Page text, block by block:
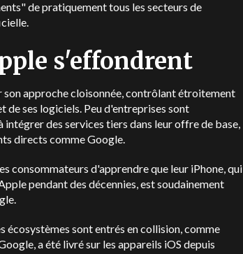
de pratiquement tous les secteurs de
s'effondrent
son approche cloisonnée, contrôlant étroitement
de ses logiciels. Peu d'entreprises sont
des services tiers dans leur offre de base,
directs comme Google.
consommateurs d'apprendre que leur iPhone, qui
pendant des décennies, est soudainement
écosystèmes sont entrés en collision, comme
a été livré sur les appareils iOS depuis